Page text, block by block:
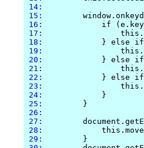
14:
15:
16:
17:
18:
19:
20:
21:
22:
23:
24:
25:
26:
27:
28:
29: